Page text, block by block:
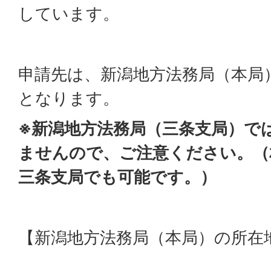
しています。
申請先は、新潟地方法務局（本
となります。
※新潟地方法務局（三条支局）で
ませんので、ご注意ください。
三条支局でも可能です。）
【新潟地方法務局（本局）の所